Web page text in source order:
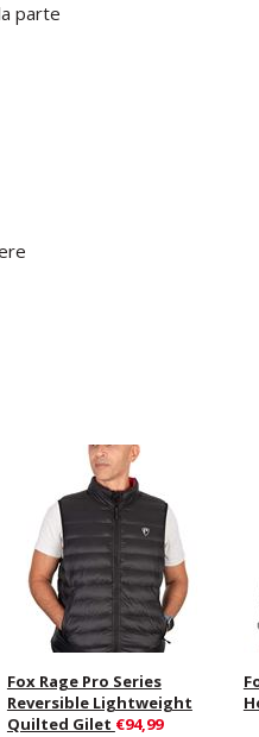
parte
Fox Rage Pro Series
Reversible Lightweight
Quilted Gilet €94,99